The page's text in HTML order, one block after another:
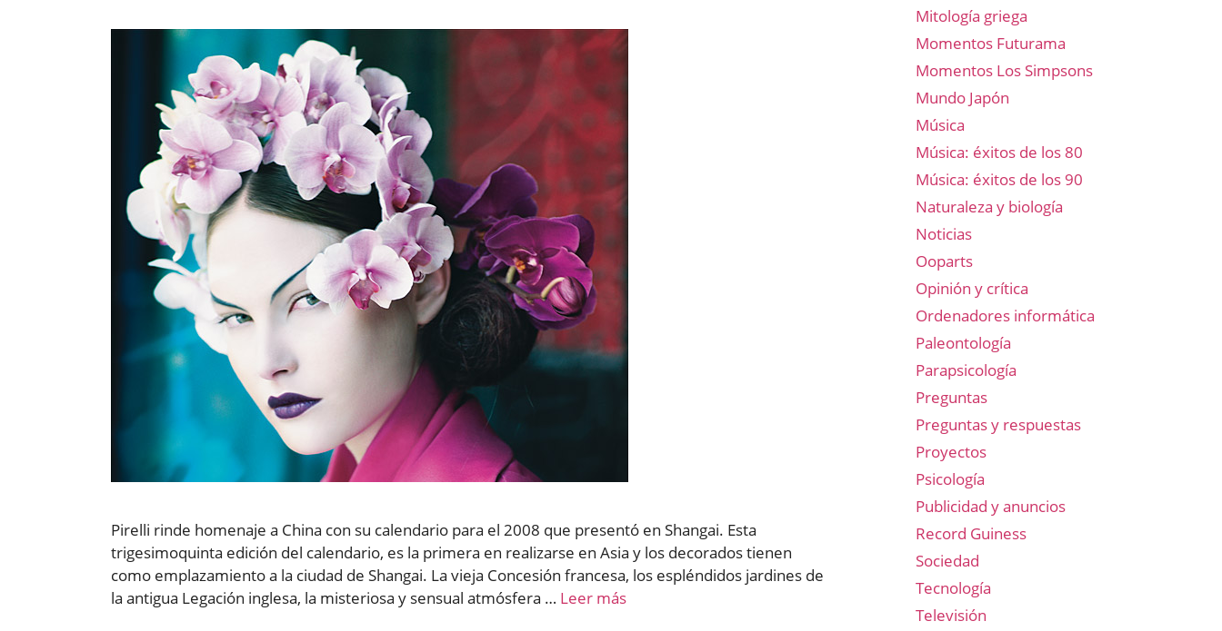
Pirelli rinde homenaje a China con su calendario para el 2008 que presentó en Shangai. Esta
trigesimoquinta edición del calendario, es la primera en realizarse en Asia y los decorados tienen
como emplazamiento a la ciudad de Shangai. La vieja Concesión francesa, los espléndidos jardines de
la antigua Legación inglesa, la misteriosa y sensual atmósfera … Leer más
Mitología griega
Momentos Futurama
Momentos Los Simpsons
Mundo Japón
Música
Música: éxitos de los 80
Música: éxitos de los 90
Naturaleza y biología
Noticias
Ooparts
Opinión y crítica
Ordenadores informática
Paleontología
Parapsicología
Preguntas
Preguntas y respuestas
Proyectos
Psicología
Publicidad y anuncios
Record Guiness
Sociedad
Tecnología
Televisión